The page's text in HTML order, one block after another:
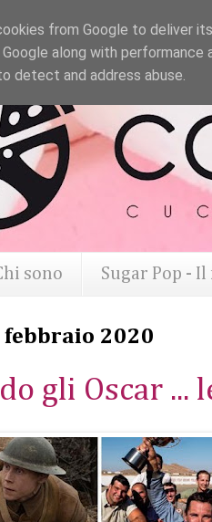
sono Sugar Pop -
febbraio 2020
gli Oscar ...
from Google to deliver
along with
detect and address abuse.